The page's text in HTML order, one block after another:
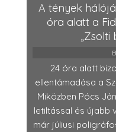
A tények
óra alatt a
„Zsolti
24 óra alatt
ellentámadása a
Miközben Pócs
letiltással és újabb
már júliusi